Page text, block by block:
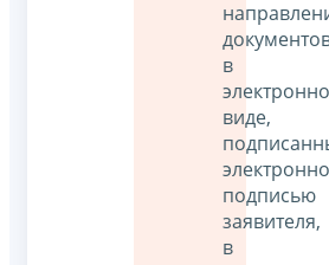
в
виде,
подписью
заявителя,
в